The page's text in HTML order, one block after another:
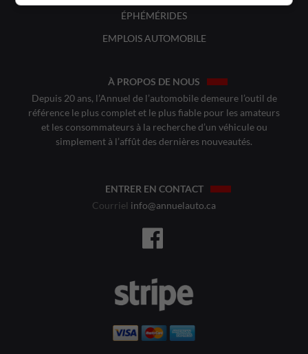
ÉPHÉMÉRIDES
EMPLOIS AUTOMOBILE
À PROPOS DE NOUS
Depuis 20 ans, l’Annuel de l’automobile demeure l’outil de
référence le plus complet et le plus fiable pour les amateurs
et les consommateurs à la recherche d’un véhicule ou
simplement à l’affût des dernières nouveautés.
ENTRER EN CONTACT
Courriel info@annuelauto.ca